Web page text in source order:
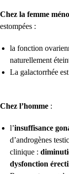
Chez la femme
estompées :
la fonction
naturellement
La galactorrhée
Chez l’homme :
l’insuffisance
d’androgènes
clinique :
dysfonction